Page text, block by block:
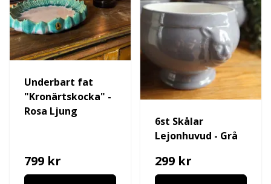
Underbart fat
"Kronärtskocka" -
Rosa Ljung
799 kr
6st Skålar
Lejonhuvud - Grå
299 kr